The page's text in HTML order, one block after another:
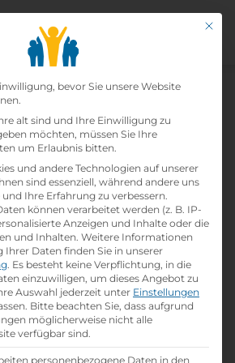
»Fleischmann &
–Gesellschaft m.b.H.
& Petschnig
–gesellschaft
printLehrstelle ausdrucken
/ Holz
Mit
Datenschutz-
bevor Sie unsere Website
alt sind und Ihre Einwilligung zu
möchten, müssen Sie Ihre
um Erlaubnis bitten.
und andere Technologien auf unserer
sind essenziell, während andere uns
Ihre Erfahrung zu verbessern.
können verarbeitet werden (z. B. IP-
Anzeigen und Inhalte oder die
und Inhalten. Weitere Informationen
Ihrer Daten finden Sie in unserer
. Es besteht keine Verpflichtung, in die
einzuwilligen, um dieses Angebot zu
Auswahl jederzeit unter Einstellungen
Bitte beachten Sie, dass aufgrund
möglicherweise nicht alle
verfügbar sind.
personenbezogene Daten in den